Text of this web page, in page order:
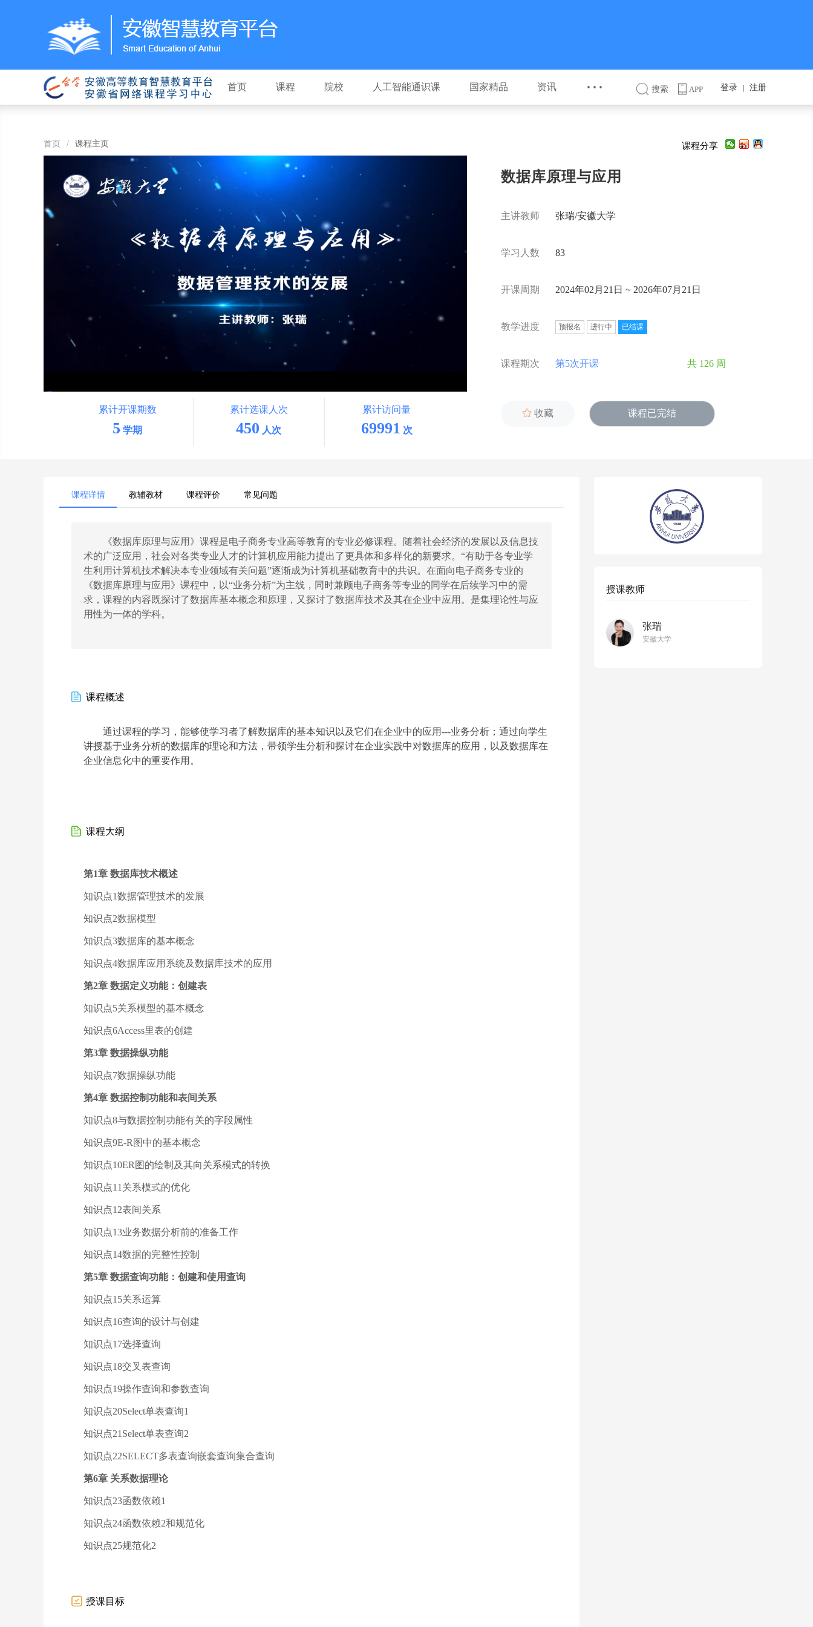
首页 课程 院校 人工智能通识课 国家精品 资讯 ··· 搜索 APP 登录 注册
首页 / 课程主页
累计开课期数
5 学期
累计选课人次
450 人次
累计访问量
69991 次
课程分享
数据库原理与应用
主讲教师 张瑞/安徽大学
学习人数 83
开课周期 2024年02月21日 ~ 2026年07月21日
教学进度 预报名 进行中 已结课
课程期次 第5次开课 共 126 周
 收藏 课程已完结
课程详情 教辅教材 课程评价 常见问题
《数据库原理与应用》课程是电子商务专业高等教育的专业必修课程。随着社会经济的发展以及信息技
术的广泛应用，社会对各类专业人才的计算机应用能力提出了更具体和多样化的新要求。 “有助于各专业学
生利用计算机技术解决本专业领域有关问题”逐渐成为计算机基础教育中的共识。在面向电子商务专业的
《数据库原理与应用》课程中，以“业务分析”为主线，同时兼顾电子商务等专业的同学在后续学习中的需
求，课程的内容既探讨了数据库基本概念和原理，又探讨了数据库技术及其在企业中应用。是集理论性与应
用性为一体的学科。
课程概述
通过课程的学习，能够使学习者了解数据库的基本知识以及它们在企业中的应用---业务分析；通过向学生
讲授基于业务分析的数据库的理论和方法，带领学生分析和探讨在企业实践中对数据库的应用，以及数据库在
企业信息化中的重要作用。
课程大纲
第1章 数据库技术概述
知识点1数据管理技术的发展
知识点2数据模型
知识点3数据库的基本概念
知识点4数据库应用系统及数据库技术的应用
第2章 数据定义功能：创建表
知识点5关系模型的基本概念
知识点6Access里表的创建
第3章 数据操纵功能
知识点7数据操纵功能
第4章 数据控制功能和表间关系
知识点8与数据控制功能有关的字段属性
知识点9E-R图中的基本概念
知识点10ER图的绘制及其向关系模式的转换
知识点11关系模式的优化
知识点12表间关系
知识点13业务数据分析前的准备工作
知识点14数据的完整性控制
第5章 数据查询功能：创建和使用查询
知识点15关系运算
知识点16查询的设计与创建
知识点17选择查询
知识点18交叉表查询
知识点19操作查询和参数查询
知识点20Select单表查询1
知识点21Select单表查询2
知识点22SELECT多表查询嵌套查询集合查询
第6章 关系数据理论
知识点23函数依赖1
知识点24函数依赖2和规范化
知识点25规范化2
授课目标
授课教师
张瑞
安徽大学